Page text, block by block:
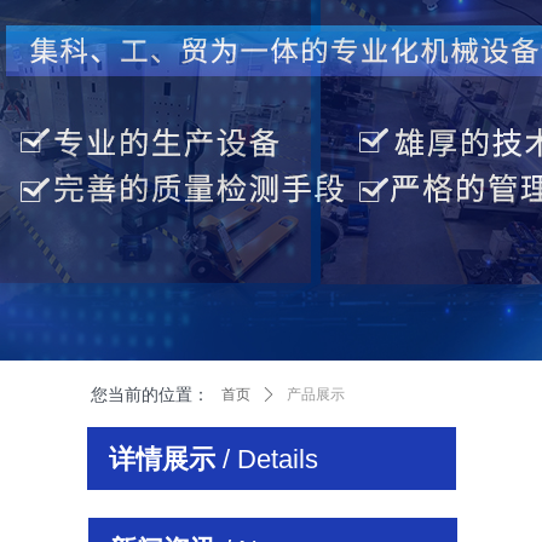
您当前的位置： 首页 ꄲ 产品展示
详情展示 / Details